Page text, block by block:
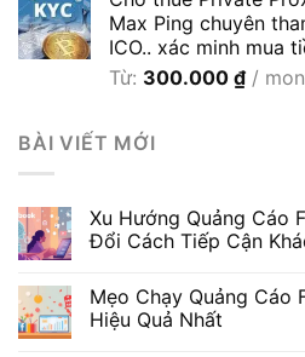
Max Ping chuyên
ICO.. xác minh mua
Từ: 300.000 ₫ /
BÀI VIẾT MỚI
Xu Hướng Quảng Cáo
Đổi Cách Tiếp Cận
Mẹo Chạy Quảng Cáo
Hiệu Quả Nhất